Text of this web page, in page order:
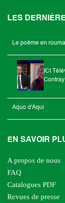
LES
Le poème en
ICI
Contray
Aquo d'Aqui
EN SAVOIR
A propos de nous
FAQ
Catalogues PDF
Revues de presse